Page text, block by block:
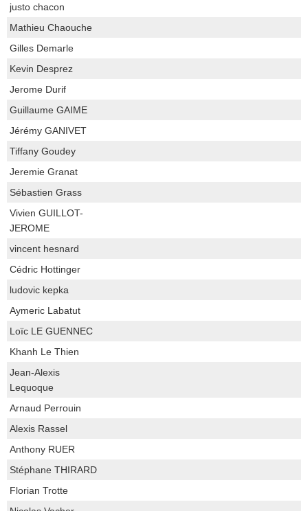
justo chacon
Mathieu Chaouche
Gilles Demarle
Kevin Desprez
Jerome Durif
Guillaume GAIME
Jérémy GANIVET
Tiffany Goudey
Jeremie Granat
Sébastien Grass
Vivien GUILLOT-
JEROME
vincent hesnard
Cédric Hottinger
ludovic kepka
Aymeric Labatut
Loïc LE GUENNEC
Khanh Le Thien
Jean-Alexis
Lequoque
Arnaud Perrouin
Alexis Rassel
Anthony RUER
Stéphane THIRARD
Florian Trotte